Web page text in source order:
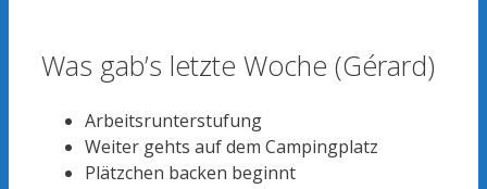
Was gab’s letzte Woche (Gérard)
Arbeitsrunterstufung
Weiter gehts auf dem Campingplatz
Plätzchen backen beginnt